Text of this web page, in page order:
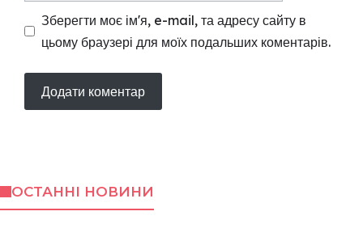
Зберегти моє ім'я, e-mail, та адресу сайту в
цьому браузері для моїх подальших коментарів.
ОСТАННІ НОВИНИ